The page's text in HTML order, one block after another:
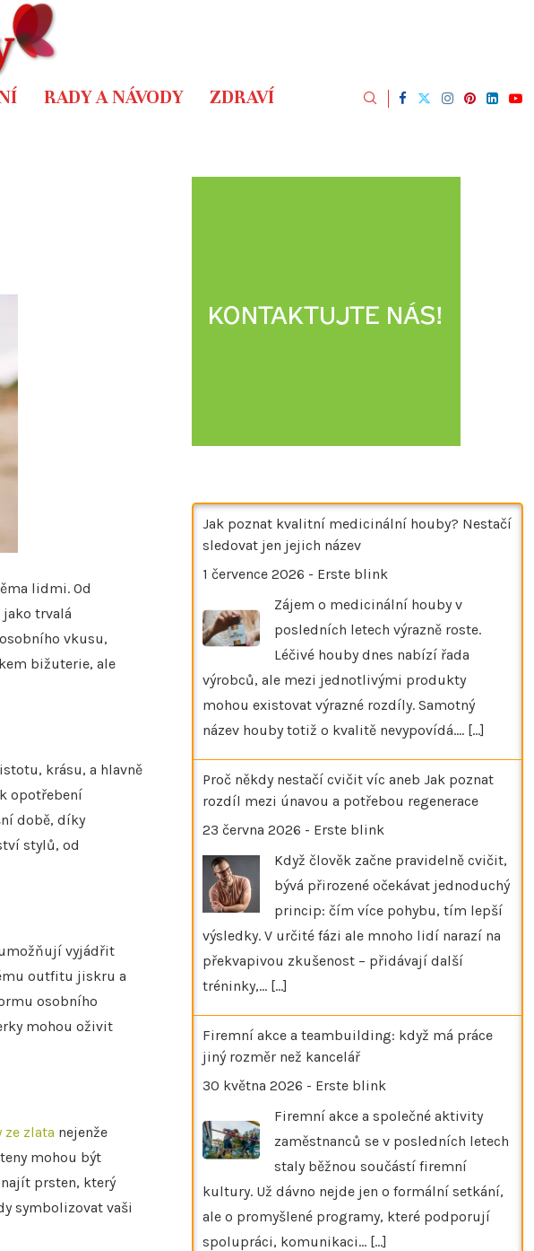
RADY A NÁVODY ZDRAVÍ
lidmi. Od
trvalá
vkusu,
bižuterie, ale
krásu, a hlavně
opotřebení
době, díky
stylů, od
vyjádřit
outfitu jiskru a
osobního
mohou oživit
ze zlata nejenže
mohou být
prsten, který
symbolizovat vaši
Jak poznat kvalitní medicinální houby? Nestačí
sledovat jen jejich název
1 července 2026 - Erste blink
Zájem o medicinální houby v
posledních letech výrazně roste.
Léčivé houby dnes nabízí řada
výrobců, ale mezi jednotlivými produkty
mohou existovat výrazné rozdíly. Samotný
název houby totiž o kvalitě nevypovídá.… [...]
Proč někdy nestačí cvičit víc aneb Jak poznat
rozdíl mezi únavou a potřebou regenerace
23 června 2026 - Erste blink
Když člověk začne pravidelně cvičit,
bývá přirozené očekávat jednoduchý
princip: čím více pohybu, tím lepší
výsledky. V určité fázi ale mnoho lidí narazí na
překvapivou zkušenost – přidávají další
tréninky,… [...]
Firemní akce a teambuilding: když má práce
jiný rozměr než kancelář
30 května 2026 - Erste blink
Firemní akce a společné aktivity
zaměstnanců se v posledních letech
staly běžnou součástí firemní
kultury. Už dávno nejde jen o formální setkání,
ale o promyšlené programy, které podporují
spolupráci, komunikaci… [...]